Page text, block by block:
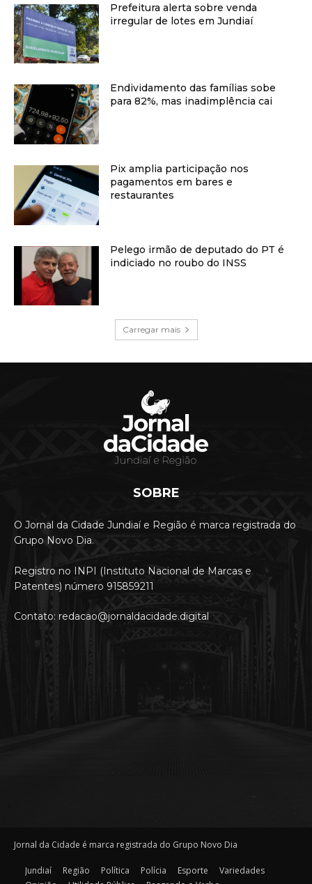
Prefeitura alerta sobre venda
irregular de lotes em Jundiaí
Endividamento das famílias sobe
para 82%, mas inadimplência cai
Pix amplia participação nos
pagamentos em bares e
restaurantes
Pelego irmão de deputado do PT é
indiciado no roubo do INSS
Carregar mais
SOBRE
O Jornal da Cidade Jundiaí e Região é marca registrada do
Grupo Novo Dia.
Registro no INPI (Instituto Nacional de Marcas e
Patentes) número 915859211
Contato: redacao@jornaldacidade.digital
Jornal da Cidade é marca registrada do Grupo Novo Dia
Jundiaí Região Política Polícia Esporte
Variedades